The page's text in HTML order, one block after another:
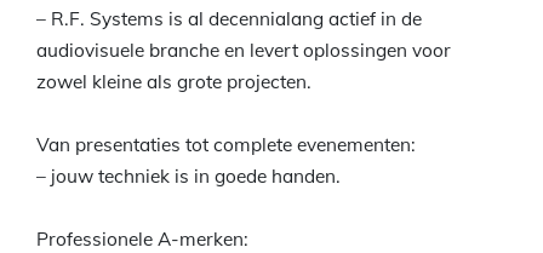
– R.F. Systems is al decennialang actief in de
audiovisuele branche en levert oplossingen voor
zowel kleine als grote projecten.
Van presentaties tot complete evenementen:
– jouw techniek is in goede handen.
Professionele A-merken: